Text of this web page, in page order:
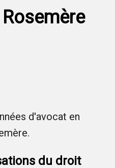
d'avocat en
du droit